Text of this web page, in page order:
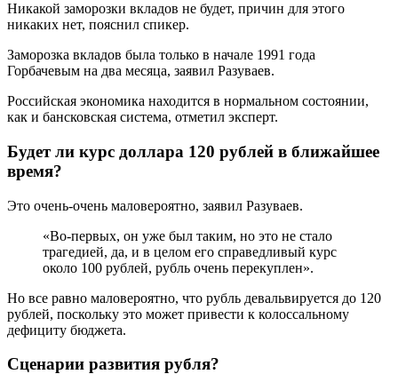
Никакой заморозки вкладов не будет, причин для этого
никаких нет, пояснил спикер.
Заморозка вкладов была только в начале 1991 года
Горбачевым на два месяца, заявил Разуваев.
Российская экономика находится в нормальном состоянии,
как и бансковская система, отметил эксперт.
Будет ли курс доллара 120 рублей в ближайшее
время?
Это очень-очень маловероятно, заявил Разуваев.
«Во-первых, он уже был таким, но это не стало
трагедией, да, и в целом его справедливый курс
около 100 рублей, рубль очень перекуплен».
Но все равно маловероятно, что рубль девальвируется до 120
рублей, поскольку это может привести к колоссальному
дефициту бюджета.
Сценарии развития рубля?